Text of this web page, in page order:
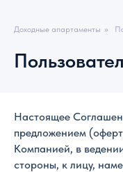
Доходные апартаменты »
Настоящее
предложением
Компанией, в
стороны, к лицу,